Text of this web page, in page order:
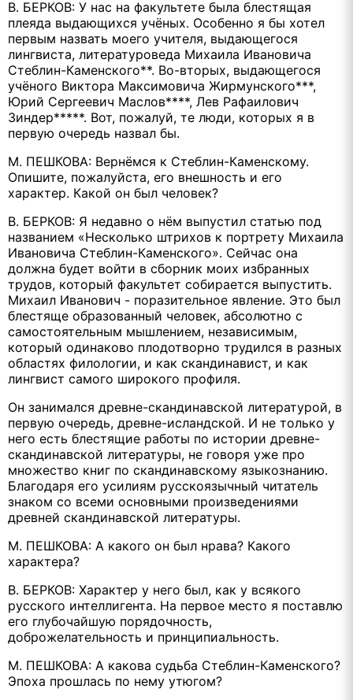
В. БЕРКОВ: У нас на факультете была блестящая
плеяда выдающихся учёных. Особенно я бы хотел
первым назвать моего учителя, выдающегося
лингвиста, литературоведа Михаила Ивановича
Стеблин-Каменского**. Во-вторых, выдающегося
учёного Виктора Максимовича Жирмунского***,
Юрий Сергеевич Маслов****, Лев Рафаилович
Зиндер*****. Вот, пожалуй, те люди, которых я в
первую очередь назвал бы.
М. ПЕШКОВА: Вернёмся к Стеблин-Каменскому.
Опишите, пожалуйста, его внешность и его
характер. Какой он был человек?
В. БЕРКОВ: Я недавно о нём выпустил статью под
названием «Несколько штрихов к портрету Михаила
Ивановича Стеблин-Каменского». Сейчас она
должна будет войти в сборник моих избранных
трудов, который факультет собирается выпустить.
Михаил Иванович - поразительное явление. Это был
блестяще образованный человек, абсолютно с
самостоятельным мышлением, независимым,
который одинаково плодотворно трудился в разных
областях филологии, и как скандинавист, и как
лингвист самого широкого профиля.
Он занимался древне-скандинавской литературой, в
первую очередь, древне-исландской. И не только у
него есть блестящие работы по истории древне-
скандинавской литературы, не говоря уже про
множество книг по скандинавскому языкознанию.
Благодаря его усилиям русскоязычный читатель
знаком со всеми основными произведениями
древней скандинавской литературы.
М. ПЕШКОВА: А какого он был нрава? Какого
характера?
В. БЕРКОВ: Характер у него был, как у всякого
русского интеллигента. На первое место я поставлю
его глубочайшую порядочность,
доброжелательность и принципиальность.
М. ПЕШКОВА: А какова судьба Стеблин-Каменского?
Эпоха прошлась по нему утюгом?